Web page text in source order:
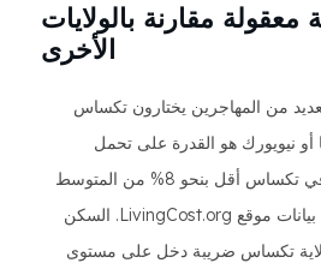
مقارنة بالولايات
الأخرى
من المهاجرين يختارون تكساس
أو نيويورك هو القدرة على تحمل
التكاليف. تكلفة المعيشة في تكساس أقل بنحو 8% من المتوسط ​​
الوطني، وذلك استنادًا إلى بيانات موقع LivingCost.org. السكن
تكساس ضريبة دخل على مستوى